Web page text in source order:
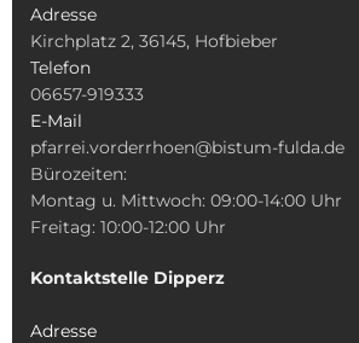
Adresse
Kirchplatz 2, 36145, Hofbieber
Telefon
06657-919333
E-Mail
pfarrei.vorderrhoen@bistum-fulda.de
Bürozeiten:
Montag u. Mittwoch: 09:00-14:00 Uhr
Freitag: 10:00-12:00 Uhr
Kontaktstelle Dipperz
Adresse